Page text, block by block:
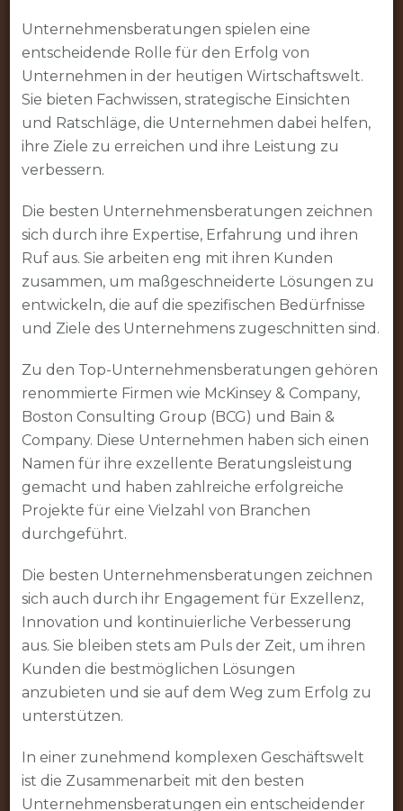
Unternehmensberatungen spielen eine
entscheidende Rolle für den Erfolg von
Unternehmen in der heutigen Wirtschaftswelt.
Sie bieten Fachwissen, strategische Einsichten
und Ratschläge, die Unternehmen dabei helfen,
ihre Ziele zu erreichen und ihre Leistung zu
verbessern.
Die besten Unternehmensberatungen zeichnen
sich durch ihre Expertise, Erfahrung und ihren
Ruf aus. Sie arbeiten eng mit ihren Kunden
zusammen, um maßgeschneiderte Lösungen zu
entwickeln, die auf die spezifischen Bedürfnisse
und Ziele des Unternehmens zugeschnitten sind.
Zu den Top-Unternehmensberatungen gehören
renommierte Firmen wie McKinsey & Company,
Boston Consulting Group (BCG) und Bain &
Company. Diese Unternehmen haben sich einen
Namen für ihre exzellente Beratungsleistung
gemacht und haben zahlreiche erfolgreiche
Projekte für eine Vielzahl von Branchen
durchgeführt.
Die besten Unternehmensberatungen zeichnen
sich auch durch ihr Engagement für Exzellenz,
Innovation und kontinuierliche Verbesserung
aus. Sie bleiben stets am Puls der Zeit, um ihren
Kunden die bestmöglichen Lösungen
anzubieten und sie auf dem Weg zum Erfolg zu
unterstützen.
In einer zunehmend komplexen Geschäftswelt
ist die Zusammenarbeit mit den besten
Unternehmensberatungen ein entscheidender